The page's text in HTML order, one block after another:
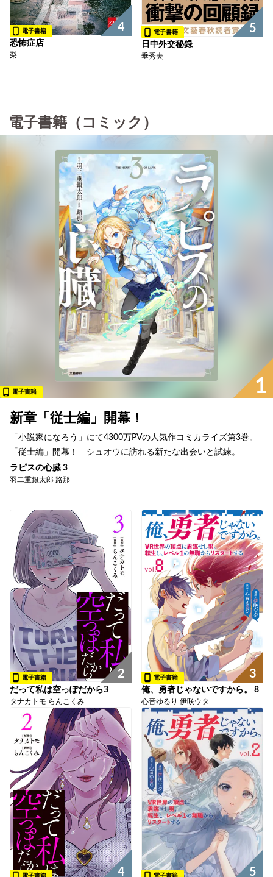
4
電子書籍
恐怖症店
梨
5
電子書籍
日中外交秘録
垂秀夫
電子書籍（コミック）
1
電子書籍
新章「従士編」開幕！
「小説家になろう」にて4300万PVの人気作コミカライズ第3巻。
「従士編」開幕！ シュオウに訪れる新たな出会いと試練。
ラピスの心臓 3
羽二重銀太郎 路那
2
電子書籍
だって私は空っぽだから3
タナカトモ らんこくみ
3
電子書籍
俺、勇者じゃないですから。 8
心音ゆるり 伊咲ウタ
4
電子書籍 5